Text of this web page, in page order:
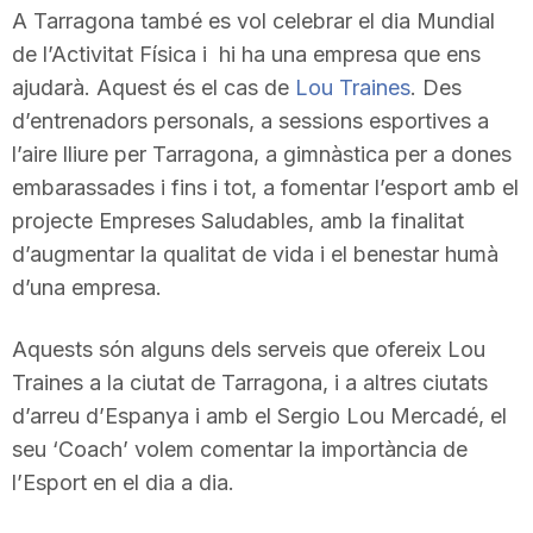
T
a
r
r
o
A Tarragona també es vol celebrar el dia Mundial
de l’Activitat Física i hi ha una empresa que ens
ajudarà. Aquest és el cas de Lou Traines. Des
d’entrenadors personals, a sessions esportives a
l’aire lliure per Tarragona, a gimnàstica per a dones
embarassades i fins i tot, a fomentar l’esport amb el
projecte Empreses Saludables, amb la finalitat
d’augmentar la qualitat de vida i el benestar humà
d’una empresa.
Aquests són alguns dels serveis que ofereix Lou
Traines a la ciutat de Tarragona, i a altres ciutats
d’arreu d’Espanya i amb el Sergio Lou Mercadé, el
seu ‘Coach’ volem comentar la importància de
l’Esport en el dia a dia.